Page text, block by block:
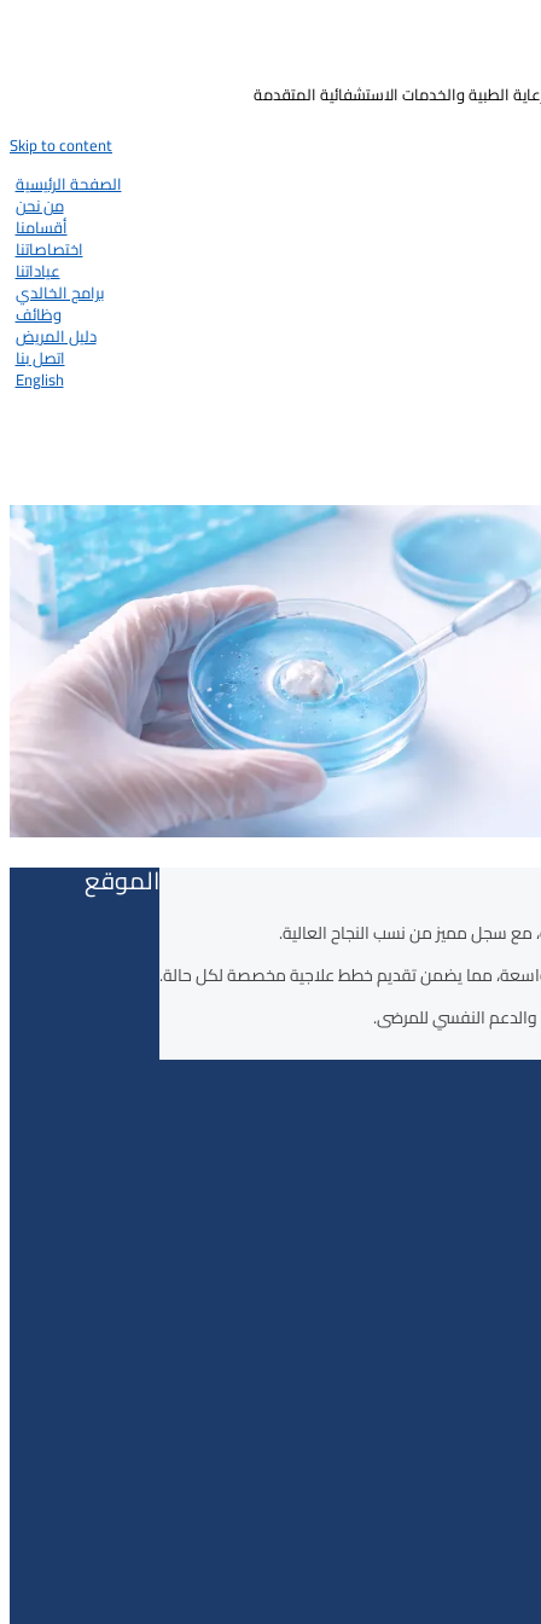
الطبية والخدمات الاستشفائية المتقدمة
Skip to content
الصفحة الرئيسية
من نحن
أقسامنا
اختصاصاتنا
عياداتنا
برامج الخالدي
وظائف
دليل المريض
اتصل بنا
English
الواسعة، مما يضمن تقديم خطط علاجية مخصصة لكل حالة.
الموقع